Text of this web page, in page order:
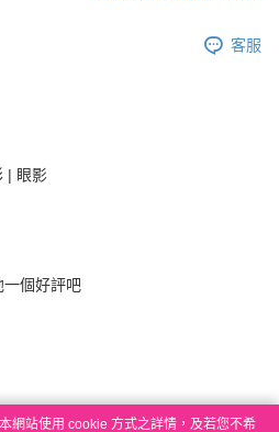
客服
| 眼影
個好評吧
網站使用 cookie 方式之詳情，及若您不希